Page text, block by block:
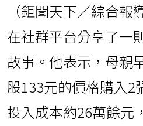
（鉅聞天下／綜合報
在社群平台分享了一
故事。他表示，母親
股133元的價格購入2
投入成本約26萬餘元